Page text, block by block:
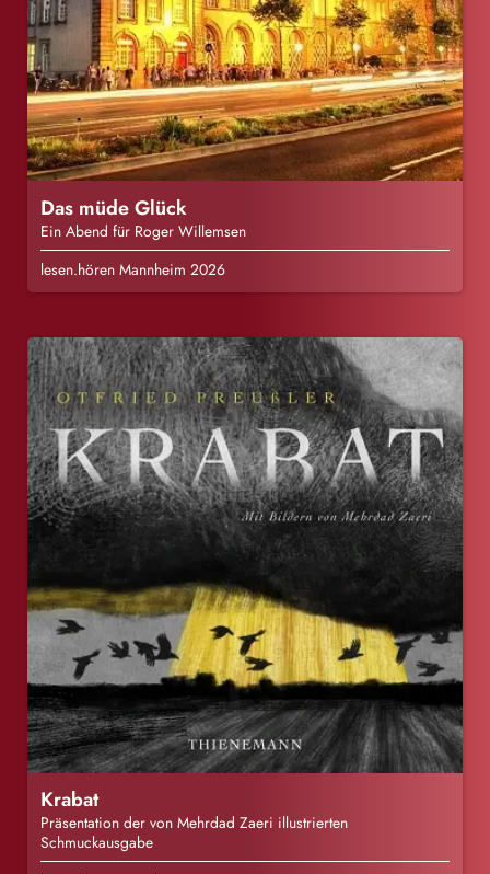
Das müde Glück
Ein Abend für Roger Willemsen
lesen.hören Mannheim 2026
Krabat
Präsentation der von Mehrdad Zaeri illustrierten
Schmuckausgabe